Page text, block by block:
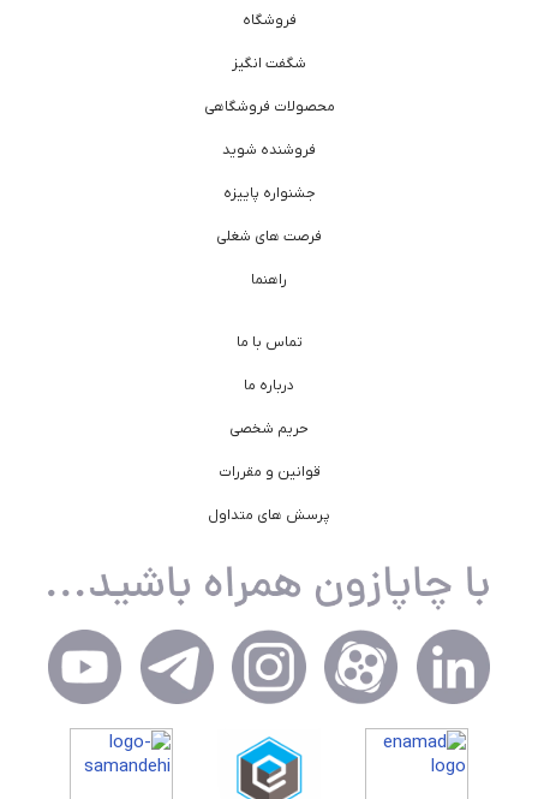
فروشگاه
شگفت انگیز
محصولات فروشگاهی
فروشنده شوید
جشنواره پاییزه
فرصت های شغلی
راهنما
تماس با ما
درباره ما
حریم شخصی
قوانین و مقررات
پرسش های متداول